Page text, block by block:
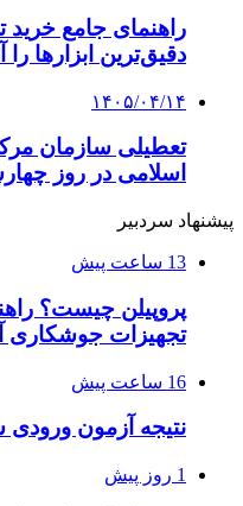
راهنمای جامع خرید
دقیق‌ترین ابزارها را
۱۴۰۵/۰۴/۱۴
تعطیلی سازمان
اسلامی در روز
پیشنهاد سردبیر
13 ساعت پیش
پروپیلن چیست؟
تجهیزات جوشکاری
16 ساعت پیش
نتیجه آزمون ورودی سمپاد
1 روز پیش